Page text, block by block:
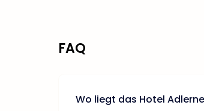
FAQ
Wo liegt das Hotel